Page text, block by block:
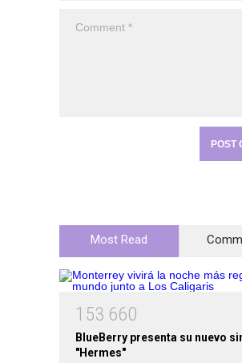
Most Read
1 53 660
BlueBerry presenta su nuevo
"Hermes"